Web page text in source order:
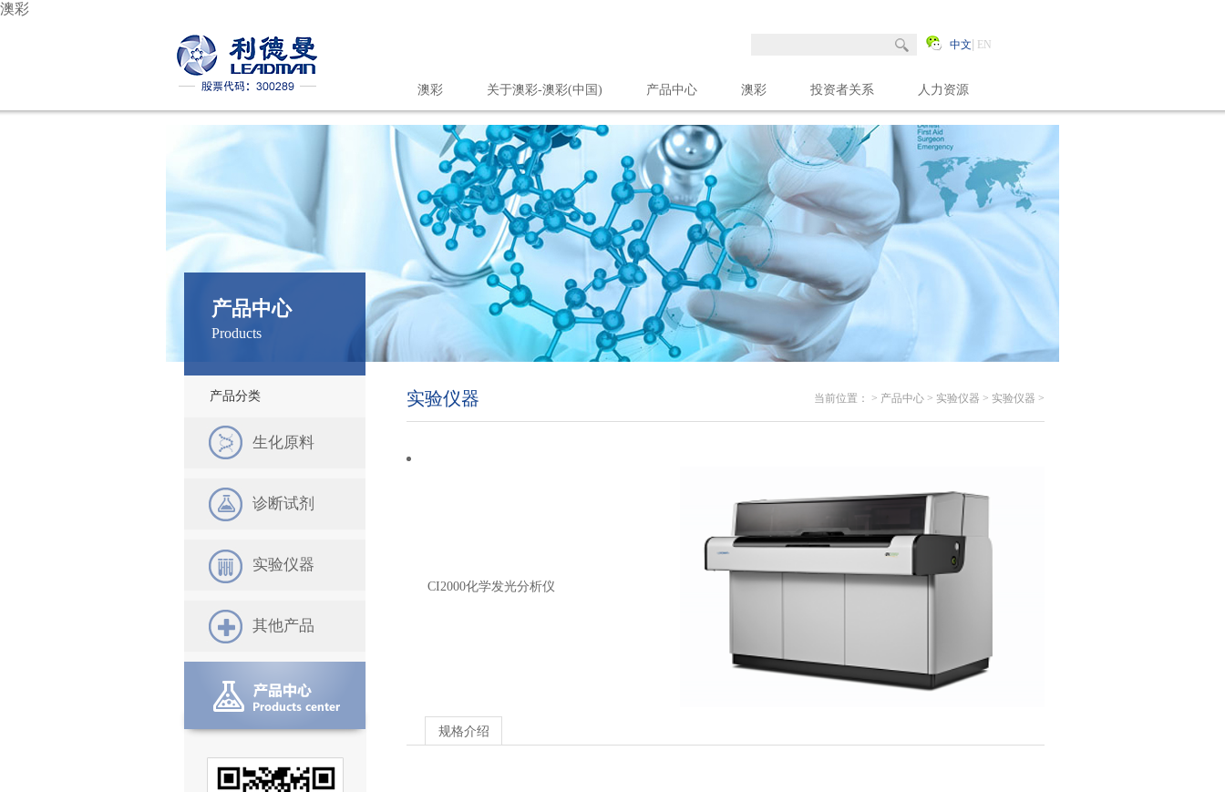
澳彩
中文 EN
澳彩 关于澳彩-澳彩(中国) 产品中心 澳彩 投资者关系 人力资源
联系我们
产品中心
Products
产品分类
生化原料
诊断试剂
实验仪器
其他产品
实验仪器 当前位置： > 产品中心 > 实验仪器 > 实验仪器 >
CI2000化学发光分析仪
规格介绍